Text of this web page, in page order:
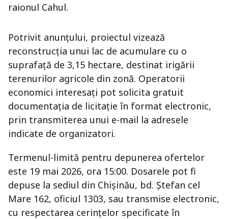
raionul Cahul.
Potrivit anunțului, proiectul vizează
reconstrucția unui lac de acumulare cu o
suprafață de 3,15 hectare, destinat irigării
terenurilor agricole din zonă. Operatorii
economici interesați pot solicita gratuit
documentația de licitație în format electronic,
prin transmiterea unui e-mail la adresele
indicate de organizatori.
Termenul-limită pentru depunerea ofertelor
este 19 mai 2026, ora 15:00. Dosarele pot fi
depuse la sediul din Chișinău, bd. Ștefan cel
Mare 162, oficiul 1303, sau transmise electronic,
cu respectarea cerințelor specificate în